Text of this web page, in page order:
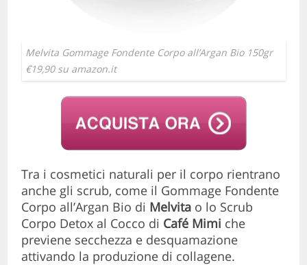
Melvita Gommage Fondente Corpo all’Argan Bio 150gr
€19,90 su amazon.it
Tra i cosmetici naturali per il corpo rientrano
anche gli scrub, come il Gommage Fondente
Corpo all’Argan Bio di Melvita o lo Scrub
Corpo Detox al Cocco di Café Mimi che
previene secchezza e desquamazione
attivando la produzione di collagene.